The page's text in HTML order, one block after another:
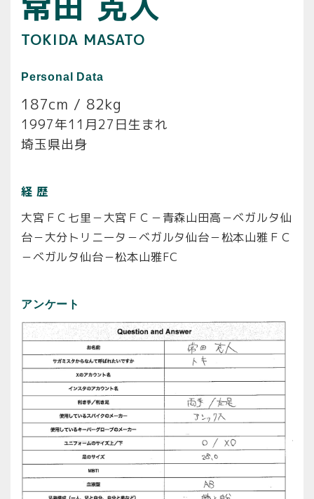
TOKIDA MASATO
Personal Data
187cm / 82kg
1997年11月27日生まれ
埼玉県出身
経 歴
大宮ＦＣ七里－大宮ＦＣ－青森山田高－ベガルタ仙
台－大分トリニータ－ベガルタ仙台－松本山雅ＦＣ
－ベガルタ仙台－松本山雅FC
アンケート